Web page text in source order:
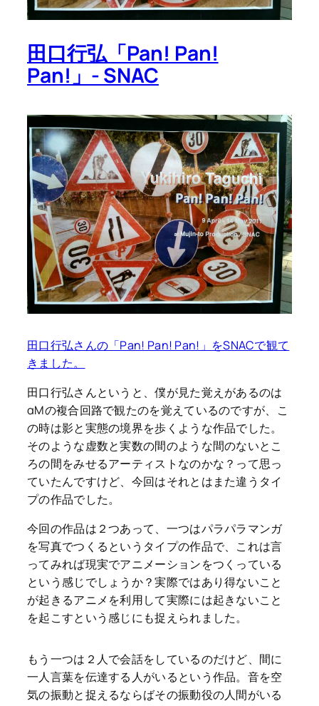
田口行弘「Pan! Pan!
Pan!」- SNAC
田口行弘さんの「Pan! Pan! Pan!」をSNACで観て
きました。
田口行弘さんというと、僕が見た覚えがあるのは
αMの複合回路で観たのを覚えているのですが、こ
の時は影と実態の境界を歩くような作品でした。
そのような虚数と実数の間のような間のないとこ
ろの間をみせるアーティストなのかな？って思っ
ていたんですけど、今回はそれとはまた違うタイ
プの作品でした。
今回の作品は２つあって、一つはパラパラマンガ
を写真でつくるというタイプの作品で、これは言
ってみれば現実でアニメーションをつくっている
という感じでしょうか？実際ではあり得ないこと
が起きるアニメを利用して実際には起きないこと
を起こすという感じにも捉えられました。
もう一つは２人で会話をしているのだけど、間に
一人言葉を伝達する人がいるという作品。音を空
気の振動と捉えるならばその振動役の人間がいる